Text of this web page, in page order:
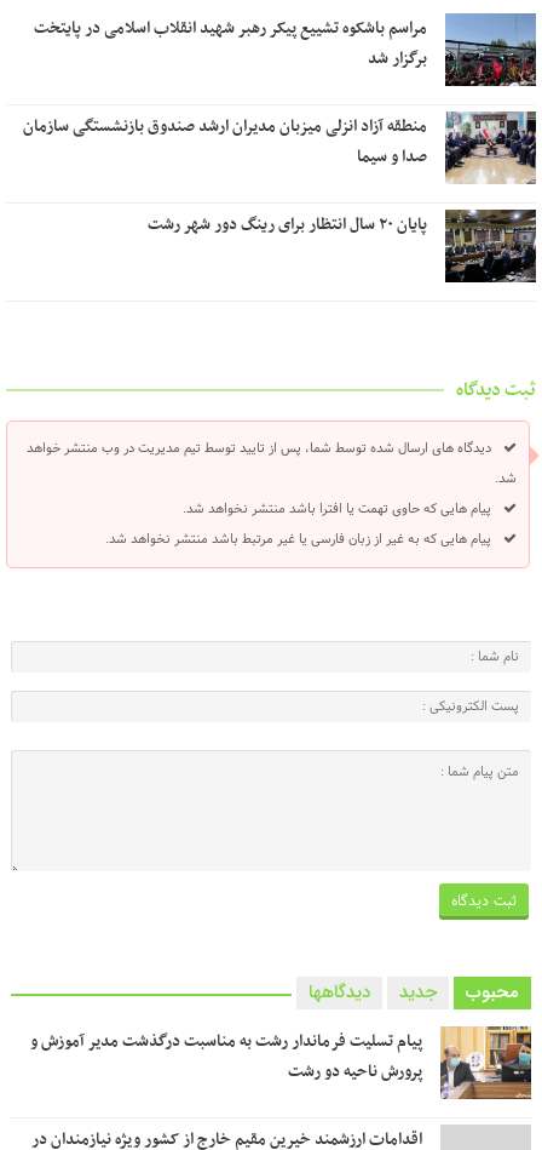
مراسم باشکوه تشییع پیکر رهبر شهید انقلاب اسلامی در پایتخت
برگزار شد
منطقه آزاد انزلی میزبان مدیران ارشد صندوق بازنشستگی سازمان
صدا و سیما
پایان ۲۰ سال انتظار برای رینگ دور شهر رشت
ثبت دیدگاه
دیدگاه های ارسال شده توسط شما، پس از تایید توسط تیم مدیریت در وب منتشر خواهد
شد.
پیام هایی که حاوی تهمت یا افترا باشد منتشر نخواهد شد.
پیام هایی که به غیر از زبان فارسی یا غیر مرتبط باشد منتشر نخواهد شد.
محبوب جدید دیدگاهها
پیام تسلیت فرماندار رشت به مناسبت درگذشت مدیر آموزش و
پرورش ناحیه دو رشت
اقدامات ارزشمند خیرین مقیم خارج از کشور ویژه نیازمندان در